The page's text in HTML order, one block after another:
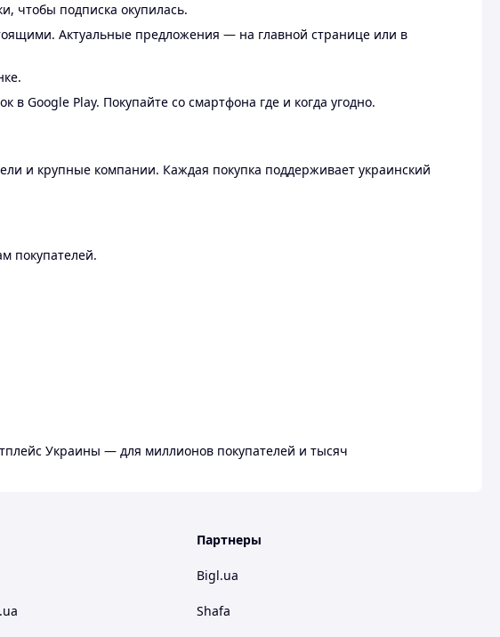
чтобы подписка окупилась.
Актуальные предложения — на главной странице или в
в Google Play. Покупайте со смартфона где и когда угодно.
и крупные компании. Каждая покупка поддерживает украинский
покупателей.
Украины — для миллионов покупателей и тысяч
Партнеры
Bigl.ua
Shafa